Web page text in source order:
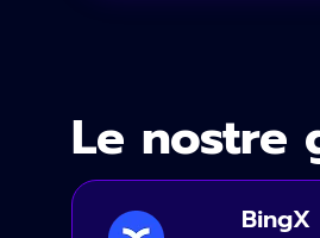
Le nostre
BingX